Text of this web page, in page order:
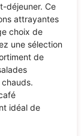
déjeuner. Ce
attrayantes
choix de
une sélection
de
idéal de